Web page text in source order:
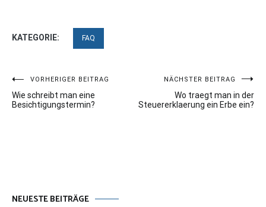
KATEGORIE: FAQ
Beitragsnavigation
VORHERIGER BEITRAG
Wie schreibt man eine
Besichtigungstermin?
NÄCHSTER BEITRAG
Wo traegt man in der
Steuererklaerung ein Erbe ein?
NEUESTE BEITRÄGE